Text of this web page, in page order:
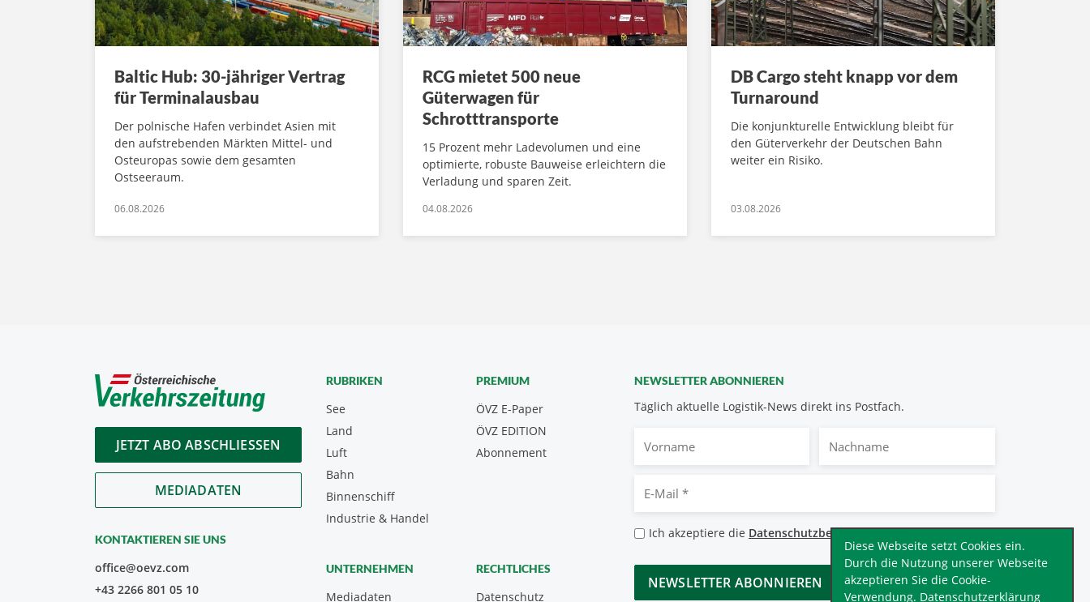
Diese Webseite setzt Cookies ein.
Durch die Nutzung unserer Webseite
akzeptieren Sie die Cookie-
Verwendung. Datenschutzerklärung
Baltic Hub: 30-jähriger Vertrag
für Terminalausbau
Der polnische Hafen verbindet Asien mit
den aufstrebenden Märkten Mittel- und
Osteuropas sowie dem gesamten
Ostseeraum.
06.08.2026
RCG mietet 500 neue
Güterwagen für
Schrotttransporte
15 Prozent mehr Ladevolumen und eine
optimierte, robuste Bauweise erleichtern die
Verladung und sparen Zeit.
04.08.2026
DB Cargo steht knapp vor dem
Turnaround
Die konjunkturelle Entwicklung bleibt für
den Güterverkehr der Deutschen Bahn
weiter ein Risiko.
03.08.2026
JETZT ABO ABSCHLIESSEN
MEDIADATEN
KONTAKTIEREN SIE UNS
office@oevz.com
+43 2266 801 05 10
NEWSLETTER ABONNIEREN
Täglich aktuelle Logistik-News direkt ins Postfach.
Nachname
Mail
Datenschutzbestimmungen
Ich akzeptiere die Datenschutzbestimmungen.*
CAPTCHA
RUBRIKEN
See
Land
Luft
Bahn
Binnenschiff
Industrie & Handel
PREMIUM
ÖVZ E-Paper
Abonnement
ÖVZ EDITION
UNTERNEHMEN
Mediadaten
RECHTLICHES
Datenschutz